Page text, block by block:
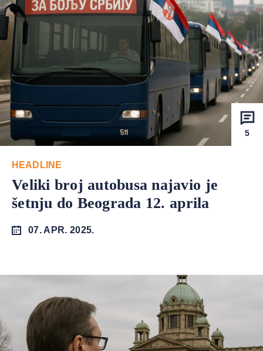
5
HEADLINE
Veliki broj autobusa najavio je
šetnju do Beograda 12. aprila
07. APR. 2025.